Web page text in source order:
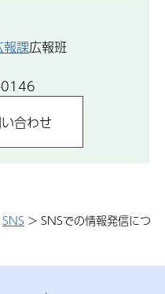
報課広報班
0146
SNS > SNSでの情報発信につ